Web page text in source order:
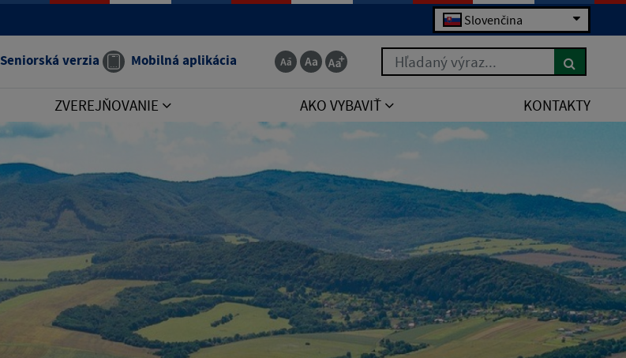
Slovenčina
Seniorská verzia Mobilná aplikácia Hľadaný výraz...
ZVEREJŇOVANIE AKO VYBAVIŤ KONTAKTY